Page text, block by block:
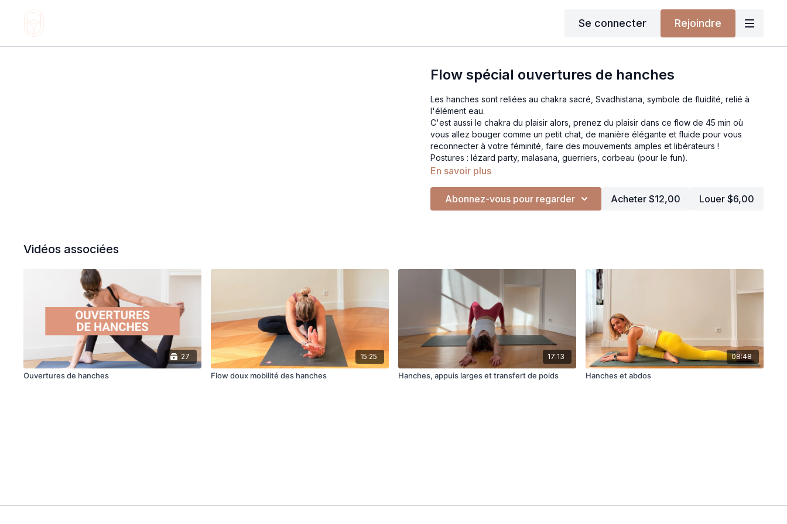
Se connecter Rejoindre
Flow spécial ouvertures de hanches
Les hanches sont reliées au chakra sacré, Svadhistana, symbole de fluidité, relié à
l'élément eau.
C'est aussi le chakra du plaisir alors, prenez du plaisir dans ce flow de 45 min où
vous allez bouger comme un petit chat, de manière élégante et fluide pour vous
reconnecter à votre féminité, faire des mouvements amples et libérateurs !
Postures : lézard party, malasana, guerriers, corbeau (pour le fun).
En savoir plus
Abonnez-vous pour regarder Acheter $12,00 Louer $6,00
Vidéos associées
27
Ouvertures de hanches
15:25
Flow doux mobilité des hanches
17:13
Hanches, appuis larges et transfert de poids
08:48
Hanches et abdos